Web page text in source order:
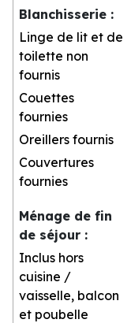
Blanchisserie :
Linge de lit et de
toilette non
fournis
Couettes
fournies
Oreillers fournis
Couvertures
fournies
Ménage de fin
de séjour :
Inclus hors
cuisine /
vaisselle, balcon
et poubelle